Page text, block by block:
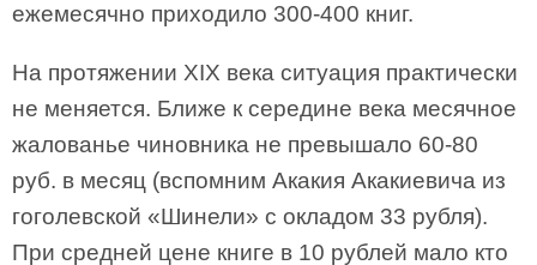
ежемесячно приходило 300-400 книг.
На протяжении XIX века ситуация практически
не меняется. Ближе к середине века месячное
жалованье чиновника не превышало 60-80
руб. в месяц (вспомним Акакия Акакиевича из
гоголевской «Шинели» с окладом 33 рубля).
При средней цене книге в 10 рублей мало кто